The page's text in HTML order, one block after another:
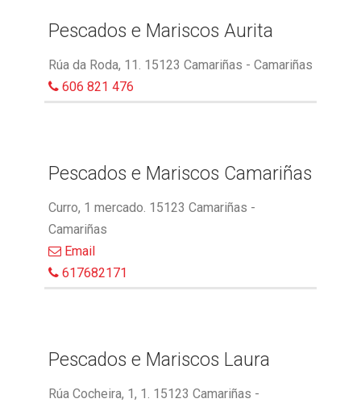
Pescados e Mariscos Aurita
Rúa da Roda, 11. 15123 Camariñas - Camariñas
606 821 476
Pescados e Mariscos Camariñas
Curro, 1 mercado. 15123 Camariñas -
Camariñas
Email
617682171
Pescados e Mariscos Laura
Rúa Cocheira, 1, 1. 15123 Camariñas -